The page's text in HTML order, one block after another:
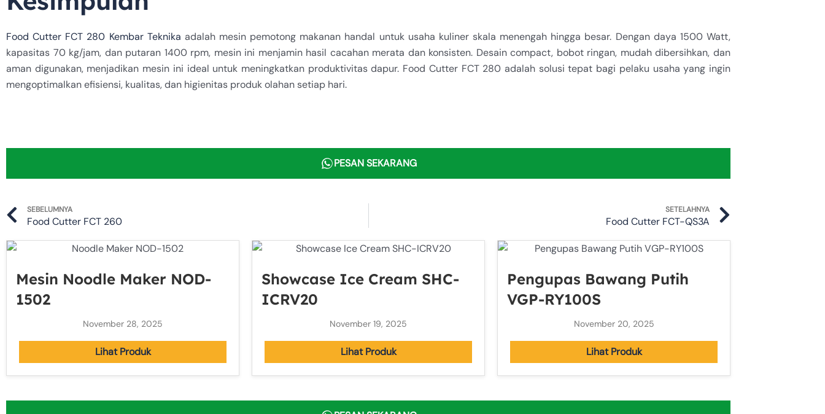
Food Cutter FCT 280 Kembar Teknika adalah mesin pemotong makanan handal untuk usaha kuliner skala menengah hingga besar. Dengan daya 1500 Watt,
kapasitas 70 kg/jam, dan putaran 1400 rpm, mesin ini menjamin hasil cacahan merata dan konsisten. Desain compact, bobot ringan, mudah dibersihkan, dan
aman digunakan, menjadikan mesin ini ideal untuk meningkatkan produktivitas dapur. Food Cutter FCT 280 adalah solusi tepat bagi pelaku usaha yang ingin
mengoptimalkan efisiensi, kualitas, dan higienitas produk olahan setiap hari.
PESAN SEKARANG
Prev
SEBELUMNYA
Food Cutter FCT 260
SETELAHNYA
Food Cutter FCT-QS3A
Mesin Noodle Maker NOD-
1502
November 28, 2025
Lihat Produk
Showcase Ice Cream SHC-
ICRV20
November 19, 2025
Lihat Produk
Pengupas Bawang Putih
VGP-RY100S
November 20, 2025
Lihat Produk